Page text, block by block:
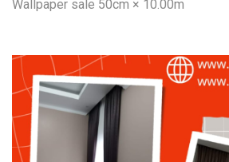
Wallpaper sale 50cm × 10.00m